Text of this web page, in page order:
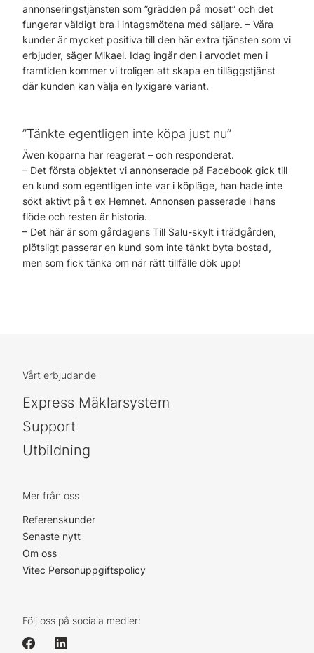
annonseringstjänsten som ”grädden på moset” och det
fungerar väldigt bra i intagsmötena med säljare. – Våra
kunder är mycket positiva till den här extra tjänsten som vi
erbjuder, säger Mikael. Idag ingår den i arvodet men i
framtiden kommer vi troligen att skapa en tilläggstjänst
där kunden kan välja en lyxigare variant.
”Tänkte egentligen inte köpa just nu”
Även köparna har reagerat – och responderat.
– Det första objektet vi annonserade på Facebook gick till
en kund som egentligen inte var i köpläge, han hade inte
sökt aktivt på t ex Hemnet. Annonsen passerade i hans
flöde och resten är historia.
– Det här är som gårdagens Till Salu-skylt i trädgården,
plötsligt passerar en kund som inte tänkt byta bostad,
men som fick tänka om när rätt tillfälle dök upp!
Vårt erbjudande
Express Mäklarsystem
Support
Utbildning
Mer från oss
Referenskunder
Senaste nytt
Om oss
Vitec Personuppgiftspolicy
Följ oss på sociala medier: